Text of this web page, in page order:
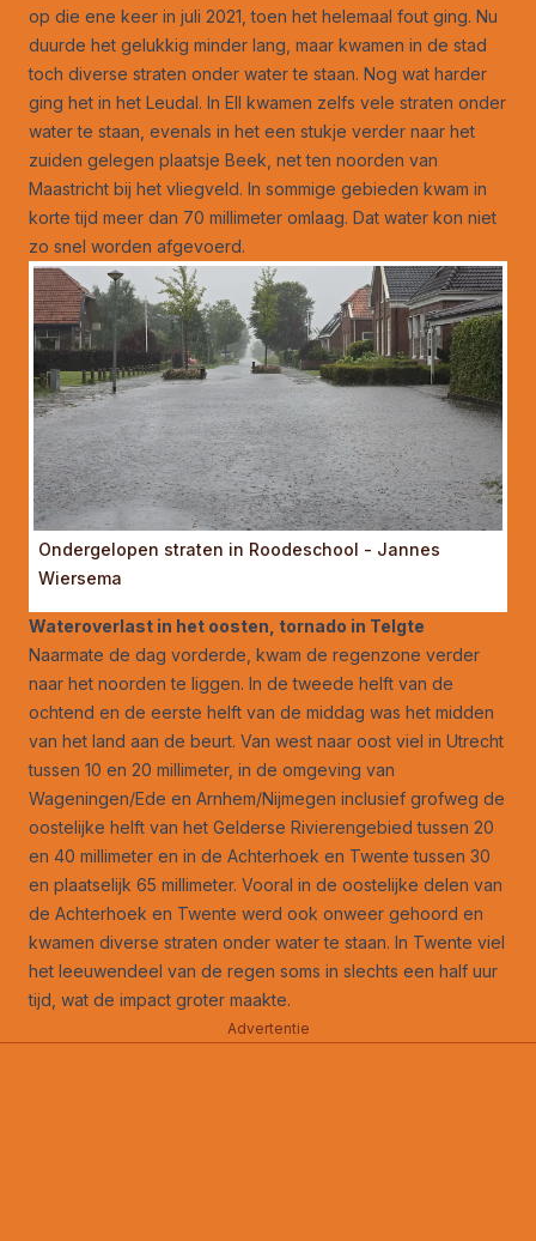
op die ene keer in juli 2021, toen het helemaal fout ging. Nu
duurde het gelukkig minder lang, maar kwamen in de stad
toch diverse straten onder water te staan. Nog wat harder
ging het in het Leudal. In Ell kwamen zelfs vele straten onder
water te staan, evenals in het een stukje verder naar het
zuiden gelegen plaatsje Beek, net ten noorden van
Maastricht bij het vliegveld. In sommige gebieden kwam in
korte tijd meer dan 70 millimeter omlaag. Dat water kon niet
zo snel worden afgevoerd.
Ondergelopen straten in Roodeschool - Jannes
Wiersema
Wateroverlast in het oosten, tornado in Telgte
Naarmate de dag vorderde, kwam de regenzone verder
naar het noorden te liggen. In de tweede helft van de
ochtend en de eerste helft van de middag was het midden
van het land aan de beurt. Van west naar oost viel in Utrecht
tussen 10 en 20 millimeter, in de omgeving van
Wageningen/Ede en Arnhem/Nijmegen inclusief grofweg de
oostelijke helft van het Gelderse Rivierengebied tussen 20
en 40 millimeter en in de Achterhoek en Twente tussen 30
en plaatselijk 65 millimeter. Vooral in de oostelijke delen van
de Achterhoek en Twente werd ook onweer gehoord en
kwamen diverse straten onder water te staan. In Twente viel
het leeuwendeel van de regen soms in slechts een half uur
tijd, wat de impact groter maakte.
Advertentie